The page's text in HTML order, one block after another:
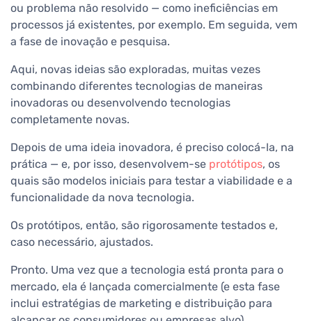
ou problema não resolvido — como ineficiências em
processos já existentes, por exemplo. Em seguida, vem
a fase de inovação e pesquisa.
Aqui, novas ideias são exploradas, muitas vezes
combinando diferentes tecnologias de maneiras
inovadoras ou desenvolvendo tecnologias
completamente novas.
Depois de uma ideia inovadora, é preciso colocá-la, na
prática — e, por isso, desenvolvem-se protótipos, os
quais são modelos iniciais para testar a viabilidade e a
funcionalidade da nova tecnologia.
Os protótipos, então, são rigorosamente testados e,
caso necessário, ajustados.
Pronto. Uma vez que a tecnologia está pronta para o
mercado, ela é lançada comercialmente (e esta fase
inclui estratégias de marketing e distribuição para